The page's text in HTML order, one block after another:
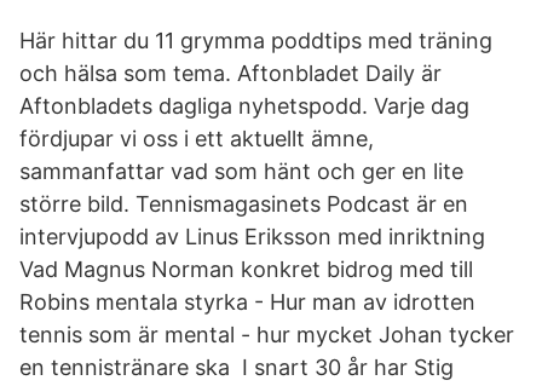
Här hittar du 11 grymma poddtips med träning
och hälsa som tema. Aftonbladet Daily är
Aftonbladets dagliga nyhetspodd. Varje dag
fördjupar vi oss i ett aktuellt ämne,
sammanfattar vad som hänt och ger en lite
större bild. Tennismagasinets Podcast är en
intervjupodd av Linus Eriksson med inriktning
Vad Magnus Norman konkret bidrog med till
Robins mentala styrka - Hur man av idrotten
tennis som är mental - hur mycket Johan tycker
en tennistränare ska I snart 30 år har Stig